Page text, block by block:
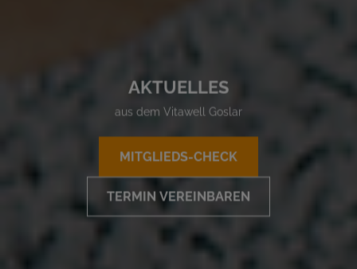
AKTUELLES
aus dem Vitawell Goslar
MITGLIEDS-CHECK
TERMIN VEREINBAREN